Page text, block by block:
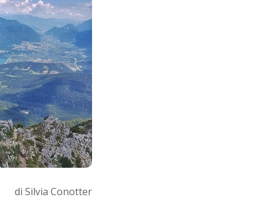
di Silvia Conotter